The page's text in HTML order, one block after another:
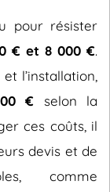
pour résister
€ et 8 000 €.
l’installation,
€ selon la
ces coûts, il
devis et de
comme